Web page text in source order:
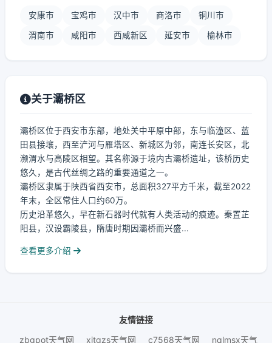
安康市 宝鸡市 汉中市 商洛市 铜川市
渭南市 咸阳市 西咸新区 延安市 榆林市
关于灞桥区
灞桥区位于西安市东部，地处关中平原中部，东与临潼区、蓝
田县接壤，西至浐河与雁塔区、新城区为邻，南连长安区，北
濒渭水与高陵区相望。其名称源于境内古灞桥遗址，该桥历史
悠久，是古代丝绸之路的重要通道之一。
灞桥区隶属于陕西省西安市，总面积327平方千米，截至2022
年末，全区常住人口约60万。
历史沿革悠久，早在新石器时代就有人类活动的痕迹。秦置芷
阳县，汉设霸陵县，隋唐时期因灞桥而兴盛...
查看更多介绍
友情链接
zbgpot天气网
xitgzs天气网 c7568天气网 nqlmsx天气